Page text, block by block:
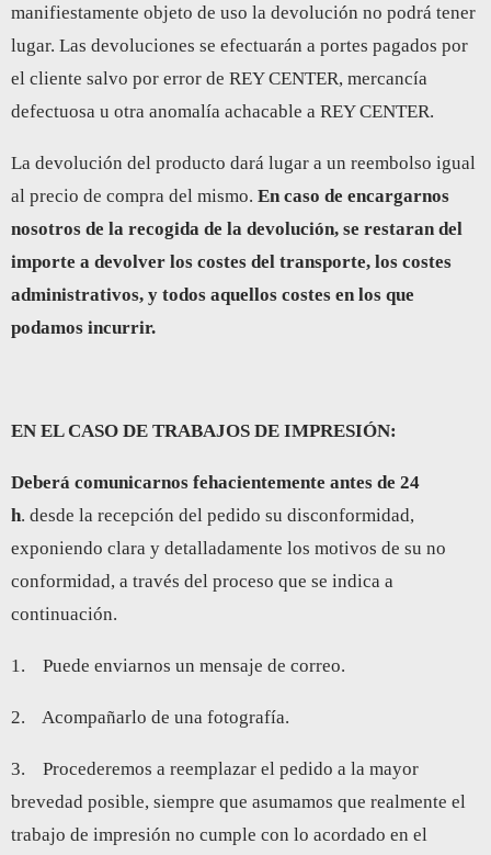
manifiestamente objeto de uso la devolución no podrá tener
lugar. Las devoluciones se efectuarán a portes pagados por
el cliente salvo por error de REY CENTER, mercancía
defectuosa u otra anomalía achacable a REY CENTER.
La devolución del producto dará lugar a un reembolso igual
al precio de compra del mismo. En caso de encargarnos
nosotros de la recogida de la devolución, se restaran del
importe a devolver los costes del transporte, los costes
administrativos, y todos aquellos costes en los que
podamos incurrir.
EN EL CASO DE TRABAJOS DE IMPRESIÓN:
Deberá comunicarnos fehacientemente antes de 24
h. desde la recepción del pedido su disconformidad,
exponiendo clara y detalladamente los motivos de su no
conformidad, a través del proceso que se indica a
continuación.
1. Puede enviarnos un mensaje de correo.
2. Acompañarlo de una fotografía.
3. Procederemos a reemplazar el pedido a la mayor
brevedad posible, siempre que asumamos que realmente el
trabajo de impresión no cumple con lo acordado en el